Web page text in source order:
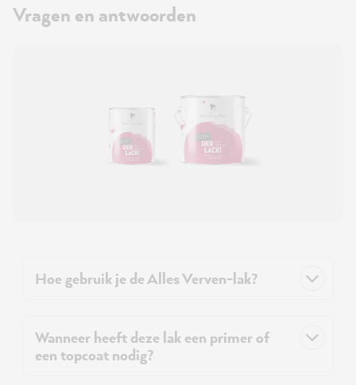
Vragen en antwoorden
Hoe gebruik je de Alles Verven-lak?
Wanneer heeft deze lak een primer of
een topcoat nodig?